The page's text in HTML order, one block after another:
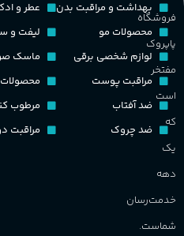
غلظت
اکسترکت دو پرفیوم
گروه بویایی میوه ای
مناسب برای
فروشگاه
پاپروک
مفتخر
است
که
یک
دهه
خدمت‌رسان
شماست.
بهداشت و مراقبت بدن
محصولات مو
لوازم شخصی برقی
مراقبت پوست
ضد آفتاب
ضد چروک
عطر و
لیفت و
ماسک
مرطوب
مراقبت